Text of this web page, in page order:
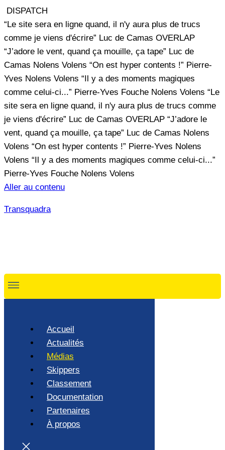
DISPATCH
“Le site sera en ligne quand, il n'y aura plus de trucs
comme je viens d'écrire” Luc de Camas OVERLAP
“J’adore le vent, quand ça mouille, ça tape” Luc de
Camas Nolens Volens “On est hyper contents !” Pierre-
Yves Nolens Volens “Il y a des moments magiques
comme celui-ci...” Pierre-Yves Fouche Nolens Volens “Le
site sera en ligne quand, il n'y aura plus de trucs comme
je viens d'écrire” Luc de Camas OVERLAP “J’adore le
vent, quand ça mouille, ça tape” Luc de Camas Nolens
Volens “On est hyper contents !” Pierre-Yves Nolens
Volens “Il y a des moments magiques comme celui-ci...”
Pierre-Yves Fouche Nolens Volens
Aller au contenu
Transquadra
Accueil
Actualités
Médias
Skippers
Classement
Documentation
Partenaires
À propos